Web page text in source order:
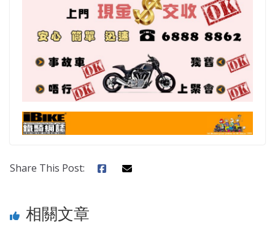
Share This Post:
相關文章